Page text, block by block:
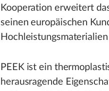
Kooperation erweitert
seinen europäischen
PEEK ist ein
herausragende